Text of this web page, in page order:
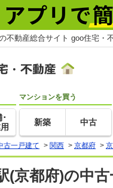
不動産総合サイト goo住宅・
マンションを買う
新築 中古
古一戸建て > 関西 > 京都府 >
(京都府)の中